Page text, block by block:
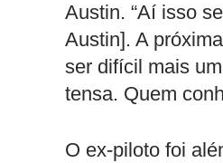
Austin. “Aí isso
Austin]. A
ser difícil mais
tensa. Quem
O ex-piloto foi